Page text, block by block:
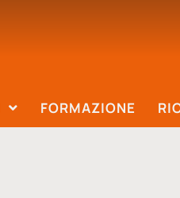
FORMAZIONE